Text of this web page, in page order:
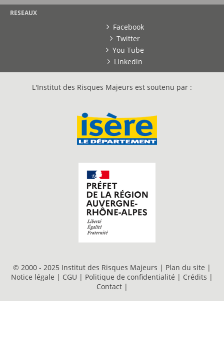
RESEAUX
Facebook
Twitter
You Tube
Linkedin
L'Institut des Risques Majeurs est soutenu par :
© 2000 - 2025 Institut des Risques Majeurs | Plan du site |
Notice légale | CGU | Politique de confidentialité | Crédits |
Contact |